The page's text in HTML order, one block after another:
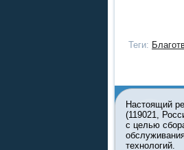
Теги:
Настоящий
(119021,
с целью
технологий.